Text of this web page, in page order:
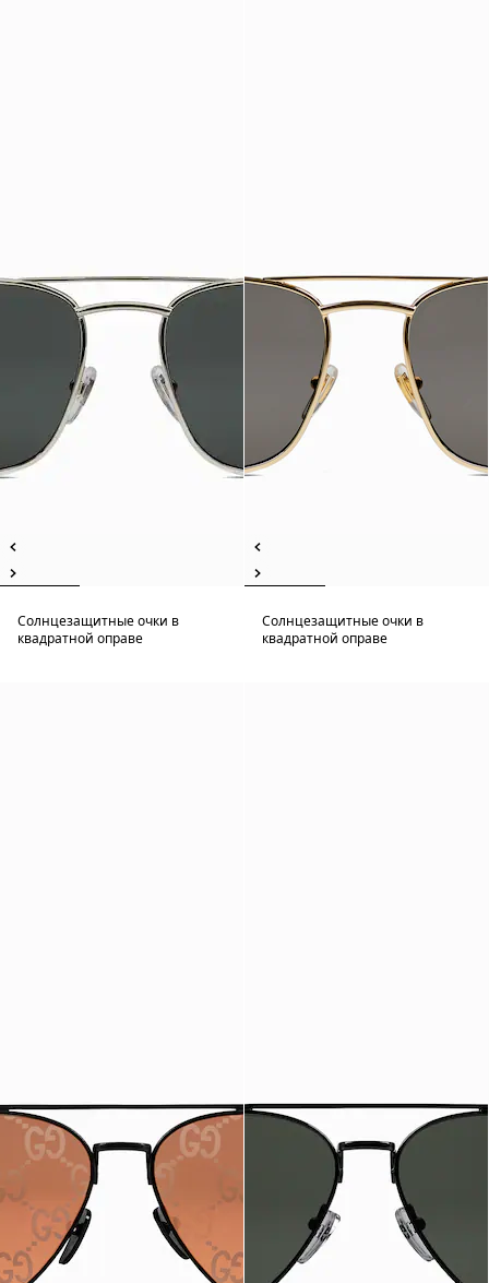
Солнцезащитные очки в
квадратной оправе
Солнцезащитные очки в
квадратной оправе